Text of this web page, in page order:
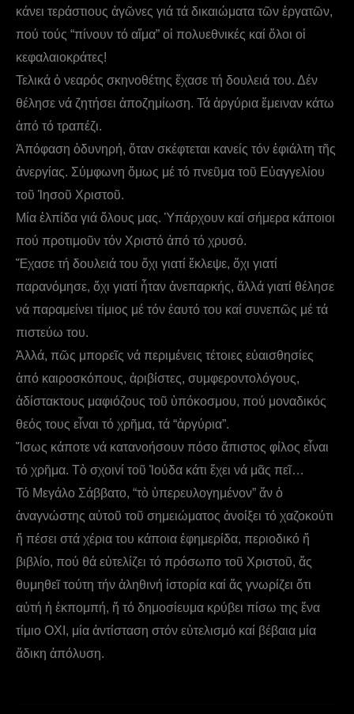
κάνει τεράστιους ἀγῶνες γιά τά δικαιώματα τῶν ἐργατῶν,
πού τούς “πίνουν τό αἵμα” οἱ πολυεθνικές καί ὅλοι οἱ
κεφαλαιοκράτες!
Τελικά ὁ νεαρός σκηνοθέτης ἔχασε τή δουλειά του. Δέν
θέλησε νά ζητήσει ἀποζημίωση. Τά ἀργύρια ἔμειναν κάτω
ἀπό τό τραπέζι.
Ἀπόφαση ὀδυνηρή, ὅταν σκέφτεται κανείς τόν ἐφιάλτη τῆς
ἀνεργίας. Σύμφωνη ὅμως μέ τό πνεῦμα τοῦ Εὐαγγελίου
τοῦ Ἰησοῦ Χριστοῦ.
Μία ἐλπίδα γιά ὅλους μας. Ὑπάρχουν καί σήμερα κάποιοι
πού προτιμοῦν τόν Χριστό ἀπό τό χρυσό.
Ἔχασε τή δουλειά του ὄχι γιατί ἔκλεψε, ὄχι γιατί
παρανόμησε, ὄχι γιατί ἦταν ἀνεπαρκής, ἄλλά γιατί θέλησε
νά παραμείνει τίμιος μέ τόν ἐαυτό του καί συνεπῶς μέ τά
πιστεύω του.
Ἀλλά, πῶς μπορεῖς νά περιμένεις τέτοιες εὐαισθησίες
ἀπό καιροσκόπους, ἀριβίστες, συμφεροντολόγους,
ἀδίστακτους μαφιόζους τοῦ ὑπόκοσμου, πού μοναδικός
θεός τους εἶναι τό χρῆμα, τά “ἀργύρια”.
Ἴσως κάποτε νά κατανοήσουν πόσο ἄπιστος φίλος εἶναι
τό χρῆμα. Τὸ σχοινί τοῦ Ἰούδα κάτι ἔχει νά μᾶς πεῖ…
Τό Μεγάλο Σάββατο, “τὸ ὑπερευλογημένον” ἄν ὁ
ἀναγνώστης αὐτοῦ τοῦ σημειώματος ἀνοίξει τό χαζοκούτι
ἤ πέσει στά χέρια του κάποια ἐφημερίδα, περιοδικό ἤ
βιβλίο, πού θά εὐτελίζει τό πρόσωπο τοῦ Χριστοῦ, ἄς
θυμηθεῖ τούτη τήν ἀληθινή ἰστορία καί ἄς γνωρίζει ὅτι
αὐτή ἡ ἐκπομπή, ἥ τό δημοσίευμα κρύβει πίσω της ἕνα
τίμιο ΟΧΙ, μία ἀντίσταση στόν εὐτελισμό καί βέβαια μία
ἄδικη ἀπόλυση.